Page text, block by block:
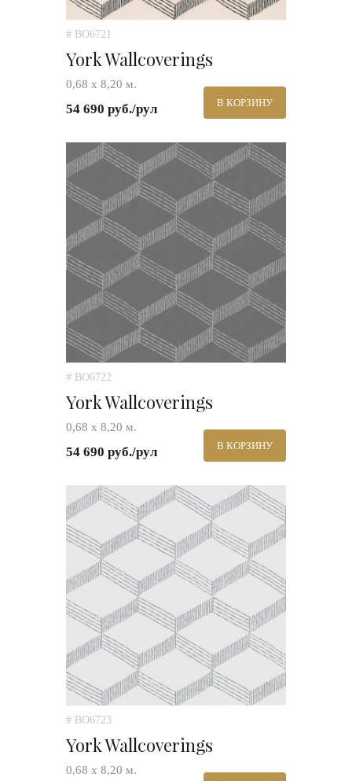
# BO6721
York Wallcoverings
0,68 х 8,20 м.
54 690 руб./рул В КОРЗИНУ
# BO6722
York Wallcoverings
0,68 х 8,20 м.
54 690 руб./рул В КОРЗИНУ
# BO6723
York Wallcoverings
0,68 х 8,20 м.